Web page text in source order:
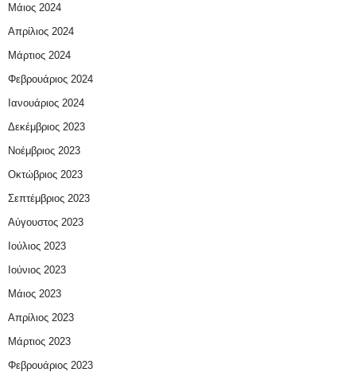
Μάιος 2024
Απρίλιος 2024
Μάρτιος 2024
Φεβρουάριος 2024
Ιανουάριος 2024
Δεκέμβριος 2023
Νοέμβριος 2023
Οκτώβριος 2023
Σεπτέμβριος 2023
Αύγουστος 2023
Ιούλιος 2023
Ιούνιος 2023
Μάιος 2023
Απρίλιος 2023
Μάρτιος 2023
Φεβρουάριος 2023